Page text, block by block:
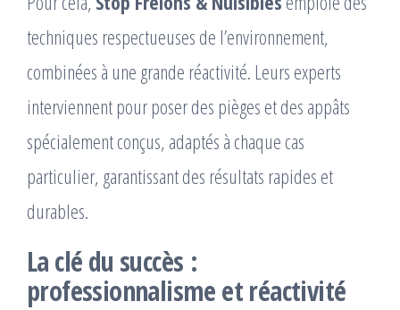
techniques respectueuses de l’environnement,
combinées à une grande réactivité. Leurs experts
interviennent pour poser des pièges et des appâts
spécialement conçus, adaptés à chaque cas
particulier, garantissant des résultats rapides et
durables.
La clé du succès :
professionnalisme et réactivité